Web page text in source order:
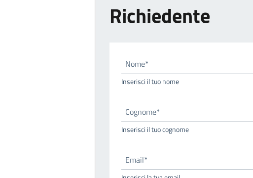
Richiedente
Nome*
Inserisci il tuo nome
Cognome*
Inserisci il tuo cognome
Email*